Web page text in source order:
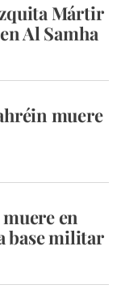
Mártir
Al Samha
muere
en
base militar